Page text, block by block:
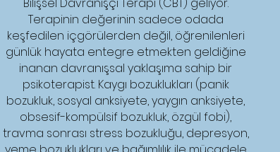
Terapinin değerinin sadece odada
keşfedilen içgörülerden değil, öğrenilenleri
günlük hayata entegre etmekten geldiğine
inanan davranışsal yaklaşıma sahip bir
psikoterapist. Kaygı bozuklukları (panik
bozukluk, sosyal anksiyete, yaygın anksiyete,
obsesif-kompülsif bozukluk, özgül fobi),
travma sonrası stress bozukluğu, depresyon,